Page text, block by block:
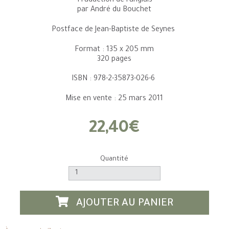
par André du Bouchet
Postface de Jean-Baptiste de Seynes
Format : 135 x 205 mm
320 pages
ISBN : 978-2-35873-026-6
Mise en vente : 25 mars 2011
22,40€
Quantité
AJOUTER AU PANIER